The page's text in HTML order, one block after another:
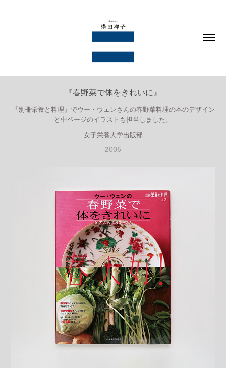
『春野菜で体をきれいに』
『別冊栄養と料理』でウー・ウェンさんの春野菜料理の本のデザイン
と中ページのイラストも担当しました。
女子栄養大学出版部
2006